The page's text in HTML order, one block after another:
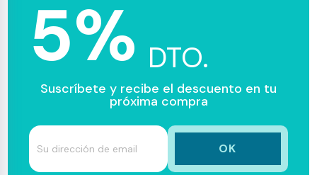
5% DTO.
Suscríbete y recibe el descuento en tu
próxima compra